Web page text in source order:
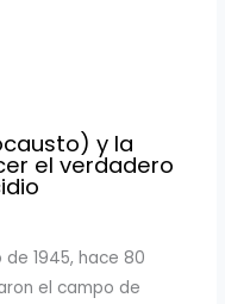
y la
el verdadero
1945, hace 80
el campo de